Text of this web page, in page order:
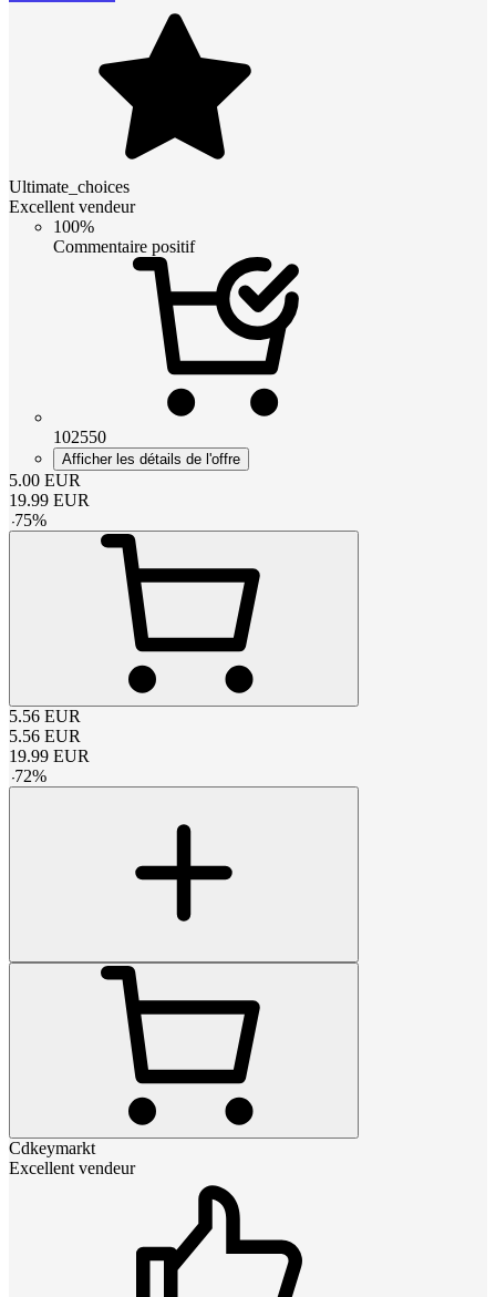
Ultimate_choices
Excellent vendeur
100%
Commentaire positif
102550
Afficher les détails de l'offre
5.00 EUR
19.99 EUR
-75%
5.56 EUR
5.56 EUR
19.99 EUR
-72%
Cdkeymarkt
Excellent vendeur